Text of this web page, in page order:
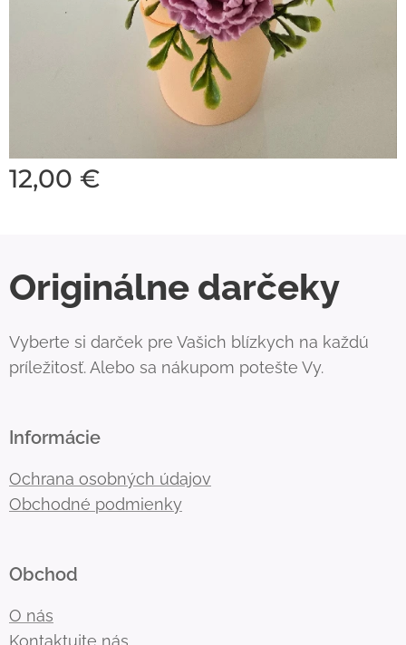
12,00 €
Originálne darčeky
Vyberte si darček pre Vašich blízkych na každú
príležitosť. Alebo sa nákupom potešte Vy.
Informácie
Ochrana osobných údajov
Obchodné podmienky
Obchod
O nás
Kontaktujte nás